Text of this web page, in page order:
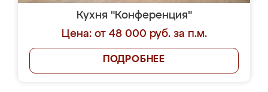
Кухня "Конференция"
Цена: от 48 000 руб. за п.м.
ПОДРОБНЕЕ